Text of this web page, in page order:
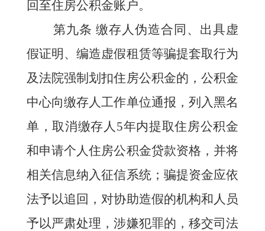
回至住房公积金账户。
第九条 缴存人伪造合同、出具虚
假证明、编造虚假租赁等骗提套取行为
及法院强制划扣住房公积金的，公积金
中心向缴存人工作单位通报，列入黑名
单，取消缴存人5年内提取住房公积金
和申请个人住房公积金贷款资格，并将
相关信息纳入征信系统；骗提资金应依
法予以追回，对协助造假的机构和人员
予以严肃处理，涉嫌犯罪的，移交司法